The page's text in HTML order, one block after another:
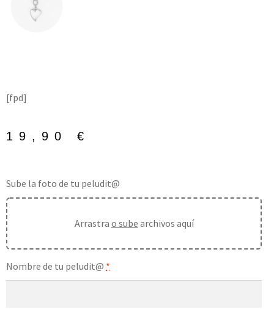
[fpd]
19,90 €
Sube la foto de tu peludit@
Arrastra o sube archivos aquí
Nombre de tu peludit@ *